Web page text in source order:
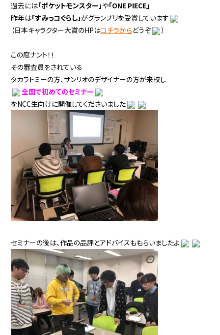
過去には「ポケットモンスター」や「ONE PIECE」
昨年は「すみっコぐらし」がグランプリを受賞しています
（日本キャラクター大賞のHPはコチラからどうぞ ）
この度ナント！！
その審査員をされている
タカラトミーの方、サンリオのデザイナーの方が来校し
全国で初めてのセミナー
をNCC生向けに開催してくださいました
セミナーの後は、作品の品評とアドバイスももらいましたよ